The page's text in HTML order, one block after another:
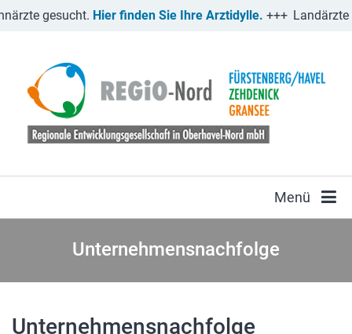
gesucht.Hier finden Sie Ihre Arztidylle.+++
Menü
Unternehmensnachfolge
Unternehmensnachfolge